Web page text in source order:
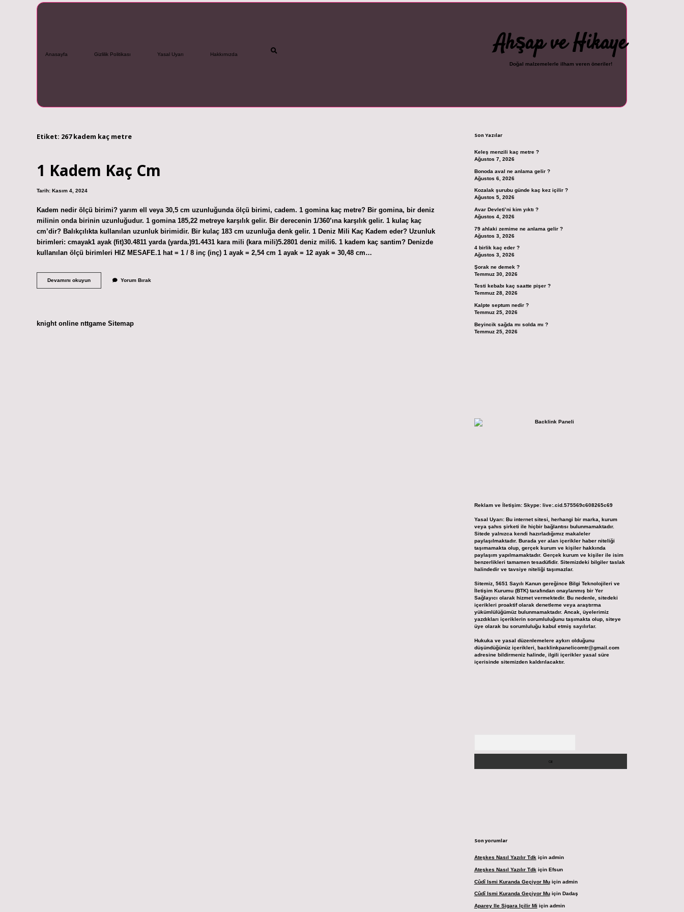
Anasayfa Gizlilik Politikası Yasal Uyarı Hakkımızda Ahşap ve Hikaye
Doğal malzemelerle ilham veren öneriler!
Etiket: 267 kadem kaç metre
1 Kadem Kaç Cm
Tarih: Kasım 4, 2024
Kadem nedir ölçü birimi? yarım ell veya 30,5 cm uzunluğunda ölçü birimi, cadem. 1 gomina kaç metre? Bir gomina, bir deniz
milinin onda birinin uzunluğudur. 1 gomina 185,22 metreye karşılık gelir. Bir derecenin 1/360’ına karşılık gelir. 1 kulaç kaç
cm’dir? Balıkçılıkta kullanılan uzunluk birimidir. Bir kulaç 183 cm uzunluğa denk gelir. 1 Deniz Mili Kaç Kadem eder? Uzunluk
birimleri: cmayak1 ayak (fit)30.4811 yarda (yarda.)91.4431 kara mili (kara mili)5.2801 deniz mili6. 1 kadem kaç santim? Denizde
kullanılan ölçü birimleri HIZ MESAFE.1 hat = 1 / 8 inç (inç) 1 ayak = 2,54 cm 1 ayak = 12 ayak = 30,48 cm…
Devamını okuyun1
Kadem
Yorum Bırak
knight online nttgame Sitemap
Son Yazılar
Keleş menzili kaç metre ?
Ağustos 7, 2026
Bonoda aval ne anlama gelir ?
Ağustos 6, 2026
Kozalak şurubu günde kaç kez içilir ?
Ağustos 5, 2026
Avar Devleti’ni kim yıktı ?
Ağustos 4, 2026
79 ahlaki zemime ne anlama gelir ?
Ağustos 3, 2026
4 birlik kaç eder ?
Ağustos 3, 2026
Şorak ne demek ?
Temmuz 30, 2026
Testi kebabı kaç saatte pişer ?
Temmuz 28, 2026
Kalpte septum nedir ?
Temmuz 25, 2026
Beyincik sağda mı solda mı ?
Temmuz 25, 2026
Reklam ve İletişim: Skype: live:.cid.575569c608265c69
Yasal Uyarı: Bu internet sitesi, herhangi bir marka, kurum
veya şahıs şirketi ile hiçbir bağlantısı bulunmamaktadır.
Sitede yalnızca kendi hazırladığımız makaleler
paylaşılmaktadır. Burada yer alan içerikler haber niteliği
taşımamakta olup, gerçek kurum ve kişiler hakkında
paylaşım yapılmamaktadır. Gerçek kurum ve kişiler ile isim
benzerlikleri tamamen tesadüfidir. Sitemizdeki bilgiler taslak
halindedir ve tavsiye niteliği taşımazlar.
Sitemiz, 5651 Sayılı Kanun gereğince Bilgi Teknolojileri ve
İletişim Kurumu (BTK) tarafından onaylanmış bir Yer
Sağlayıcı olarak hizmet vermektedir. Bu nedenle, sitedeki
içerikleri proaktif olarak denetleme veya araştırma
yükümlülüğümüz bulunmamaktadır. Ancak, üyelerimiz
yazdıkları içeriklerin sorumluluğunu taşımakta olup, siteye
üye olarak bu sorumluluğu kabul etmiş sayılırlar.
Hukuka ve yasal düzenlemelere aykırı olduğunu
düşündüğünüz içerikleri, backlinkpanelicomtr@gmail.com
adresine bildirmeniz halinde, ilgili içerikler yasal süre
içerisinde sitemizden kaldırılacaktır.
Son yorumlar
Ateşkes Nasıl Yazılır Tdkiçin admin
Ateşkes Nasıl Yazılır Tdk için Efsun
Cûdî Ismi Kuranda Geçiyor Muiçin admin
Cûdî Ismi Kuranda Geçiyor Muiçin Dadaş
Aparey Ile Sigara Içilir Mi için admin